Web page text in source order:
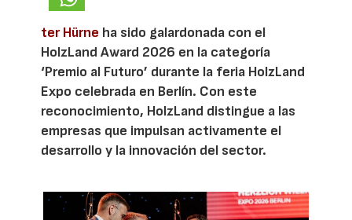
ter Hürne ha sido galardonada con el
HolzLand Award 2026 en la categoría
‘Premio al Futuro’ durante la feria HolzLand
Expo celebrada en Berlín. Con este
reconocimiento, HolzLand distingue a las
empresas que impulsan activamente el
desarrollo y la innovación del sector.